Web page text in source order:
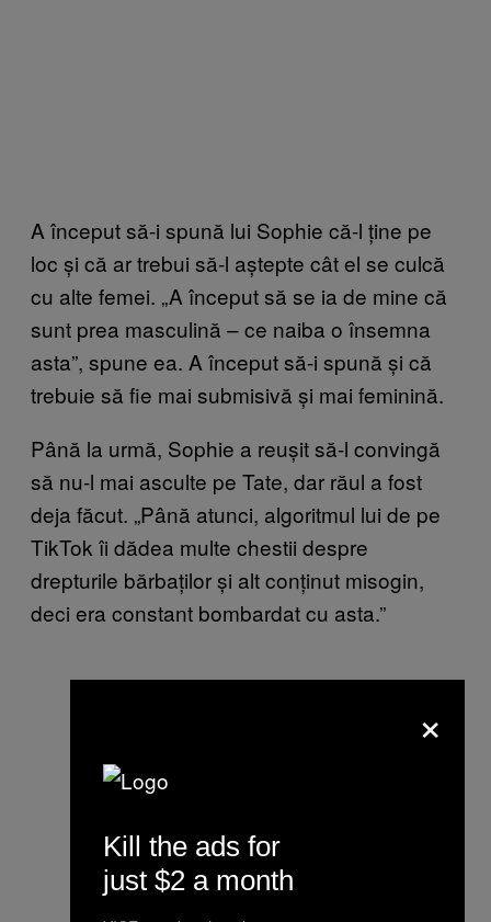
A început să-i spună lui Sophie că-l ține pe
loc și că ar trebui să-l aștepte cât el se culcă
cu alte femei. „A început să se ia de mine că
sunt prea masculină – ce naiba o însemna
asta”, spune ea. A început să-i spună și că
trebuie să fie mai submisivă și mai feminină.
Până la urmă, Sophie a reușit să-l convingă
să nu-l mai asculte pe Tate, dar răul a fost
deja făcut. „Până atunci, algoritmul lui de pe
TikTok îi dădea multe chestii despre
drepturile bărbaților și alt conținut misogin,
deci era constant bombardat cu asta.”
×
Kill the ads for
just $2 a month